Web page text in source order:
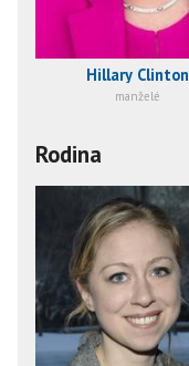
Hillary Clinton
manželé
Rodina